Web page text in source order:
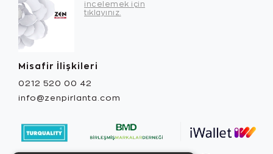
incelemek için
tıklayınız.
Misafir İlişkileri
0212 520 00 42
info@zenpirlanta.com